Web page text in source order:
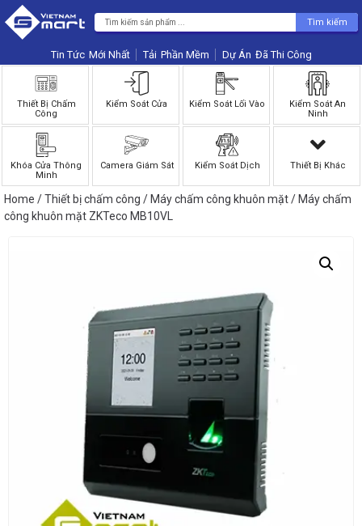
Tìm kiếm
Tin Tức Phần Mềm Dự Án
Thiết Bị Chấm
Công
Kiểm Soát Cửa Kiểm Soát Lối Vào
Kiểm Soát An
Ninh
Khóa Cửa Thông
Minh
Camera Giám Sát Kiểm Soát Dịch Thiết Bị Khác
Home /Thiết bị chấm công /Máy chấm công khuôn mặt/ Máy chấm
công khuôn mặt ZKTeco MB10VL